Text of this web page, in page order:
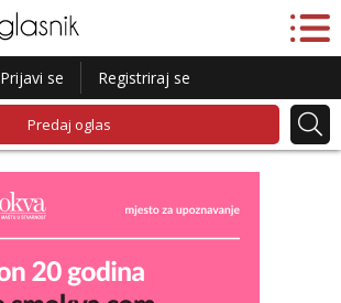
Prijavi se Registriraj se
Predaj oglas